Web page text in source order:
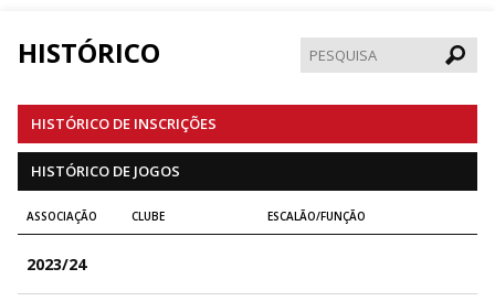
HISTÓRICO
HISTÓRICO DE INSCRIÇÕES
HISTÓRICO DE JOGOS
ASSOCIAÇÃO CLUBE ESCALÃO/FUNÇÃO
2023/24